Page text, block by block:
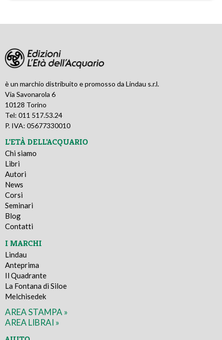
è un marchio distribuito e promosso da Lindau s.r.l.
Via Savonarola 6
10128 Torino
Tel: 011 517.53.24
P. IVA: 05677330010
L'ETÀ DELL'ACQUARIO
Chi siamo
Libri
Autori
News
Corsi
Seminari
Blog
Contatti
I MARCHI
Lindau
Anteprima
Il Quadrante
La Fontana di Siloe
Melchisedek
AREA STAMPA »
AREA LIBRAI »